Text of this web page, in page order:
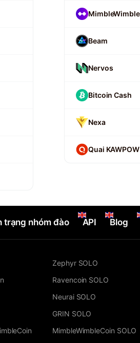
Beam
Nervos
Bitcoin Cash
Nexa
Quai KAWPOW
trạng nhóm đào API Blog
Zephyr SOLO
Ravencoin SOLO
Neurai SOLO
GRIN SOLO
MimbleWimbleCoin SOLO